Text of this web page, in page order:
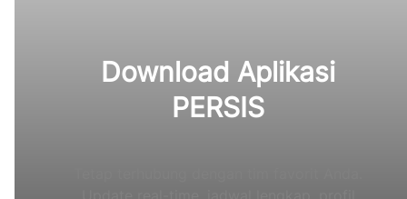
Download Aplikasi
PERSIS